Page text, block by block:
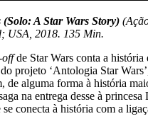
A Star Wars Story)
USA, 2018. 135 Min.
offde Star Wars conta a
projeto ‘Antologia Star
de alguma forma à história
na entrega desse à
conecta à história com a